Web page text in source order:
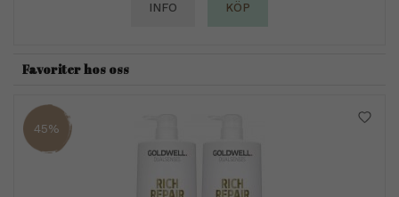
INFO KÖP
Favoriter hos oss
45%